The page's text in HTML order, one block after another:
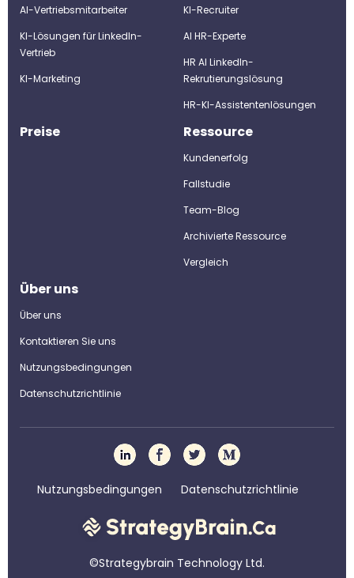
AI-Vertriebsmitarbeiter
KI-Lösungen für LinkedIn-
Vertrieb
KI-Marketing
KI-Recruiter
Al HR-Experte
HR AI LinkedIn-
Rekrutierungslösung
HR-KI-Assistentenlösungen
Preise Ressource
Kundenerfolg
Fallstudie
Team-Blog
Archivierte Ressource
Vergleich
Über uns
Über uns
Kontaktieren Sie uns
Nutzungsbedingungen
Datenschutzrichtlinie
Nutzungsbedingungen Datenschutzrichtlinie
©Strategybrain Technology Ltd.